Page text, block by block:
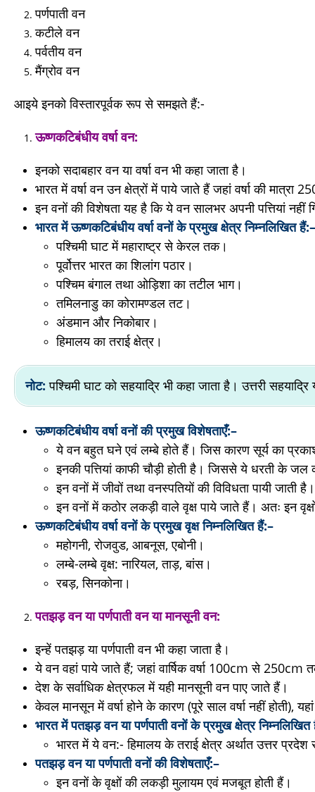
पर्णपाती वन
कटीले वन
पर्वतीय वन
मैंग्रोव वन
आइये इनको विस्तारपूर्वक रूप से समझते हैं:-
ऊष्णकटिबंधीय वर्षा वन:
इनको सदाबहार वन या वर्षा वन भी कहा जाता है।
भारत में वर्षा वन उन क्षेत्रों में पाये जाते हैं जहां वर्षा की मात्रा
इन वनों की विशेषता यह है कि ये वन सालभर अपनी पत्तियां
भारत में ऊष्णकटिबंधीय वर्षा वनों के प्रमुख क्षेत्र निम्नलिखित हैं:–
पश्चिमी घाट में महाराष्ट्र से केरल तक।
पूर्वोत्तर भारत का शिलांग पठार।
पश्चिम बंगाल तथा ओड़िशा का तटील भाग।
तमिलनाडु का कोरामण्डल तट।
अंडमान और निकोबार।
हिमालय का तराई क्षेत्र।
नोट: पश्चिमी घाट को सहयाद्रि भी कहा जाता है। उत्तरी सहयाद्रि
ऊष्णकटिबंधीय वर्षा वनों की प्रमुख विशेषताएँ:–
ये वन बहुत घने एवं लम्बे होते हैं। जिस कारण सूर्य का
इनकी पत्तियां काफी चौड़ी होती है। जिससे ये धरती के जल
इन वनों में जीवों तथा वनस्पतियों की विविधता पायी जाती है।
इन वनों में कठोर लकड़ी वाले वृक्ष पाये जाते हैं। अतः इन
ऊष्णकटिबंधीय वर्षा वनों के प्रमुख वृक्ष निम्नलिखित हैं:–
महोगनी, रोजवुड, आबनूस, एबोनी।
लम्बे-लम्बे वृक्ष: नारियल, ताड़, बांस।
रबड़, सिनकोना।
पतझड़ वन या पर्णपाती वन या मानसूनी वन:
इन्हें पतझड़ या पर्णपाती वन भी कहा जाता है।
ये वन वहां पाये जाते हैं; जहां वार्षिक वर्षा 100cm से 250cm
देश के सर्वाधिक क्षेत्रफल में यही मानसूनी वन पाए जाते हैं।
केवल मानसून में वर्षा होने के कारण (पूरे साल वर्षा नहीं होती),
भारत में पतझड़ वन या पर्णपाती वनों के प्रमुख क्षेत्र निम्नलिखित
भारत में ये वन:- हिमालय के तराई क्षेत्र अर्थात उत्तर
पतझड़ वन या पर्णपाती वनों की विशेषताएँ:–
इन वनों के वृक्षों की लकड़ी मुलायम एवं मजबूत होती हैं।